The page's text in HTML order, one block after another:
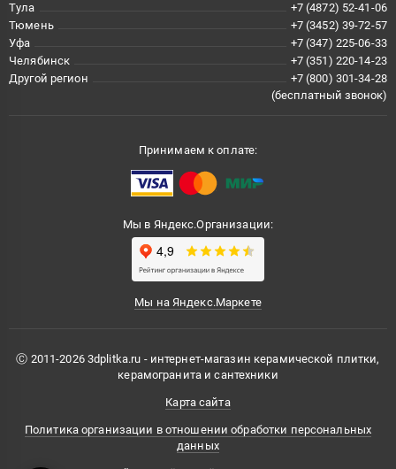
Тула
+7 (4872) 52-41-06
Тюмень
+7 (3452) 39-72-57
Уфа
+7 (347) 225-06-33
Челябинск
+7 (351) 220-14-23
Другой регион
+7 (800) 301-34-28
(бесплатный звонок)
Принимаем к оплате:
Мы в Яндекс.Организации:
Мы на Яндекс.Маркете
Ⓒ 2011-2026 3dplitka.ru - интернет-магазин керамической плитки,
керамогранита и сантехники
Карта сайта
Политика организации в отношении обработки персональных
данных